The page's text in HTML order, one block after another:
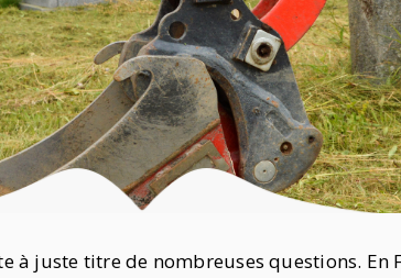
à juste titre de nombreuses questions. En